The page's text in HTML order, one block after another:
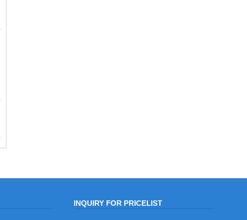
INQUIRY FOR PRICELIST